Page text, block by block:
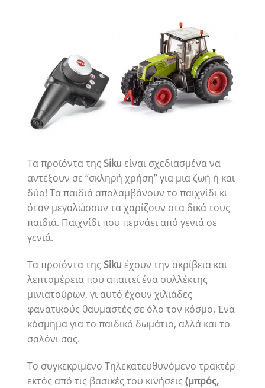
Τα προϊόντα της Siku είναι σχεδιασμένα να
αντέξουν σε “σκληρή χρήση” για μια ζωή ή και
δύο! Τα παιδιά απολαμβάνουν το παιχνίδι κι
όταν μεγαλώσουν τα χαρίζουν στα δικά τους
παιδιά. Παιχνίδι που περνάει από γενιά σε
γενιά.
Τα προϊόντα της Siku έχουν την ακρίβεια και
λεπτομέρεια που απαιτεί ένα συλλέκτης
μινιατούρων, γι αυτό έχουν χιλιάδες
φανατικούς θαυμαστές σε όλο τον κόσμο. Ένα
κόσμημα για το παιδικό δωμάτιο, αλλά και το
σαλόνι σας.
Το συγκεκριμένο Τηλεκατευθυνόμενο τρακτέρ
εκτός από τις βασικές του κινήσεις (μπρός,